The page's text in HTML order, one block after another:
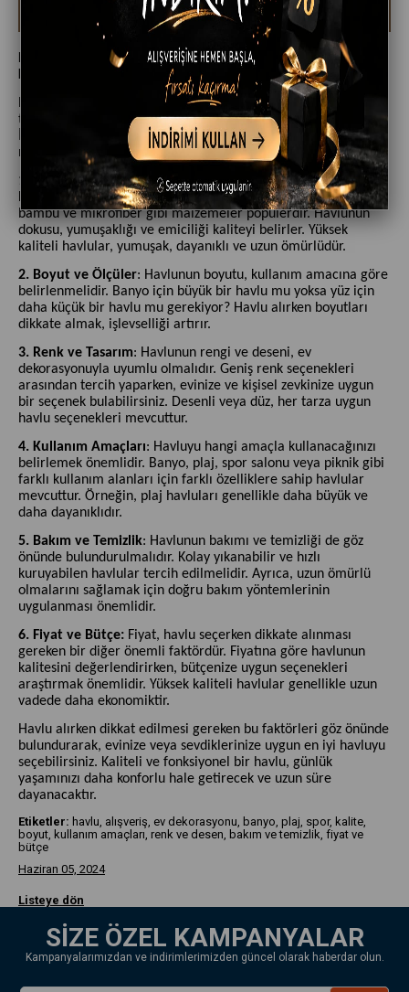
Havlu Alırken Dikkat Edilmesi Gerekenler: Kalite, Boyut ve
Evinizi veya sevdiklerinizi donatırken, havlular önemli bir yer
tutar. Ancak, doğru havluyu seçmek bazen zorlayıcı olabilir.
İşte havlu alırken dikkat edilmesi gereken bazı önemli
noktalar:
1. Malzeme ve Kalite: Havlunun malzemesi, kullanım ömrü ve
kullanıcı deneyimi üzerinde büyük etkiye sahiptir. Pamuk,
bambu ve mikrofiber gibi malzemeler popülerdir. Havlunun
dokusu, yumuşaklığı ve emiciliği kaliteyi belirler. Yüksek
kaliteli havlular, yumuşak, dayanıklı ve uzun ömürlüdür.
2. Boyut ve Ölçüler: Havlunun boyutu, kullanım amacına göre
belirlenmelidir. Banyo için büyük bir havlu mu yoksa yüz için
daha küçük bir havlu mu gerekiyor? Havlu alırken boyutları
dikkate almak, işlevselliği artırır.
3. Renk ve Tasarım: Havlunun rengi ve deseni, ev
dekorasyonuyla uyumlu olmalıdır. Geniş renk seçenekleri
arasından tercih yaparken, evinize ve kişisel zevkinize uygun
bir seçenek bulabilirsiniz. Desenli veya düz, her tarza uygun
havlu seçenekleri mevcuttur.
4. Kullanım Amaçları: Havluyu hangi amaçla kullanacağınızı
belirlemek önemlidir. Banyo, plaj, spor salonu veya piknik gibi
farklı kullanım alanları için farklı özelliklere sahip havlular
mevcuttur. Örneğin, plaj havluları genellikle daha büyük ve
daha dayanıklıdır.
5. Bakım ve Temizlik: Havlunun bakımı ve temizliği de göz
önünde bulundurulmalıdır. Kolay yıkanabilir ve hızlı
kuruyabilen havlular tercih edilmelidir. Ayrıca, uzun ömürlü
olmalarını sağlamak için doğru bakım yöntemlerinin
uygulanması önemlidir.
6. Fiyat ve Bütçe: Fiyat, havlu seçerken dikkate alınması
gereken bir diğer önemli faktördür. Fiyatına göre havlunun
kalitesini değerlendirirken, bütçenize uygun seçenekleri
araştırmak önemlidir. Yüksek kaliteli havlular genellikle uzun
vadede daha ekonomiktir.
Havlu alırken dikkat edilmesi gereken bu faktörleri göz önünde
bulundurarak, evinize veya sevdiklerinize uygun en iyi havluyu
seçebilirsiniz. Kaliteli ve fonksiyonel bir havlu, günlük
yaşamınızı daha konforlu hale getirecek ve uzun süre
dayanacaktır.
Etiketler: havlu, alışveriş, ev dekorasyonu, banyo, plaj, spor, kalite,
boyut, kullanım amaçları, renk ve desen, bakım ve temizlik, fiyat ve
bütçe
Haziran 05, 2024
Listeye dön
SİZE ÖZEL KAMPANYALAR
Kampanyalarımızdan ve indirimlerimizden güncel olarak haberdar olun.